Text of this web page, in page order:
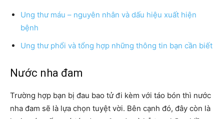
Ung thư máu – nguyên nhân và dấu hiệu xuất hiện
bệnh
Ung thư phổi và tổng hợp những thông tin bạn cần biết
Nước nha đam
Trường hợp bạn bị đau bao tử đi kèm với táo bón thì nước
nha đam sẽ là lựa chọn tuyệt vời. Bên cạnh đó, đây còn là